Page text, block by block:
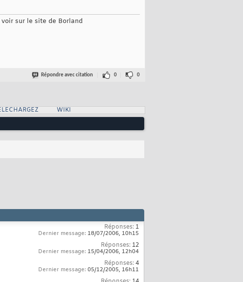
sur le site de Borland
Répondre avec citation 0 0
WIKI
Réponses: 1
Dernier message: 18/07/2006, 10h15
Réponses: 12
Dernier message: 15/04/2006, 12h04
Réponses:4
Dernier message: 05/12/2005, 16h11